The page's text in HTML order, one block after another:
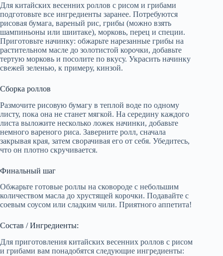
Для китайских весенних роллов с рисом и грибами
подготовьте все ингредиенты заранее. Потребуются
рисовая бумага, вареный рис, грибы (можно взять
шампиньоны или шиитаке), морковь, перец и специи.
Приготовьте начинку: обжарьте нарезанные грибы на
растительном масле до золотистой корочки, добавьте
тертую морковь и посолите по вкусу. Украсить начинку
свежей зеленью, к примеру, кинзой.
Сборка роллов
Размочите рисовую бумагу в теплой воде по одному
листу, пока она не станет мягкой. На середину каждого
листа выложите несколько ложек начинки, добавьте
немного вареного риса. Заверните ролл, сначала
закрывая края, затем сворачивая его от себя. Убедитесь,
что он плотно скручивается.
Финальный шаг
Обжарьте готовые роллы на сковороде с небольшим
количеством масла до хрустящей корочки. Подавайте с
соевым соусом или сладким чили. Приятного аппетита!
Состав / Ингредиенты:
Для приготовления китайских весенних роллов с рисом
и грибами вам понадобятся следующие ингредиенты: